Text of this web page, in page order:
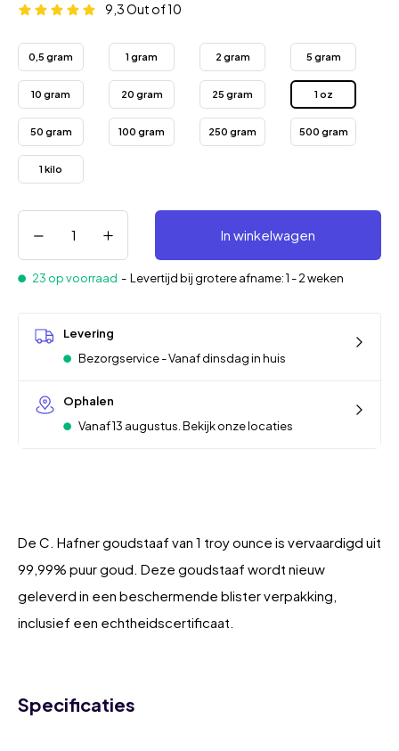
9,3Out of 10
0,5 gram 1 gram 2 gram 5 gram
10 gram 20 gram 25 gram 1 oz
50 gram 100 gram 250 gram 500 gram
1 kilo
In winkelwagen
23 op voorraad - Levertijd bij grotere afname: 1 - 2 weken
Levering
Bezorgservice - Vanaf dinsdag in huis
Ophalen
Vanaf 13 augustus. Bekijk onze locaties
De C. Hafner goudstaaf van 1 troy ounce is vervaardigd uit
99,99% puur goud. Deze goudstaaf wordt nieuw
geleverd in een beschermende blister verpakking,
inclusief een echtheidscertificaat.
Specificaties